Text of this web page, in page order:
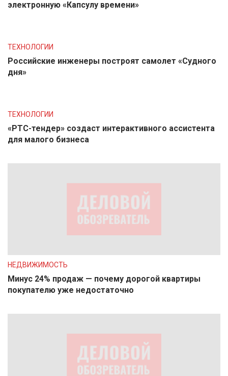
электронную «Капсулу времени»
ТЕХНОЛОГИИ
Российские инженеры построят самолет «Судного
дня»
ТЕХНОЛОГИИ
«РТС-тендер» создаст интерактивного ассистента
для малого бизнеса
НЕДВИЖИМОСТЬ
Минус 24% продаж — почему дорогой квартиры
покупателю уже недостаточно